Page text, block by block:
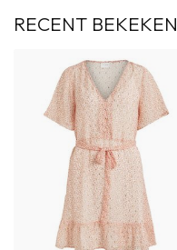
RECENT BEKEKEN